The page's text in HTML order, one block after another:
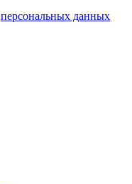
персональных данных